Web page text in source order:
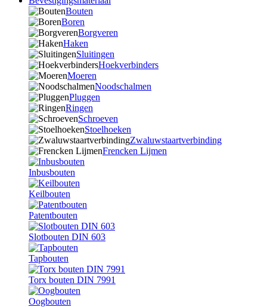
Bouten
Boren
Borgveren
Haken
Sluitingen
Hoekverbinders
Moeren
Noodschalmen
Pluggen
Ringen
Schroeven
Stoelhoeken
Zwaluwstaartverbinding
Frencken Lijmen
Inbusbouten
Keilbouten
Patentbouten
Slotbouten DIN 603
Tapbouten
Torx bouten DIN 7991
Oogbouten